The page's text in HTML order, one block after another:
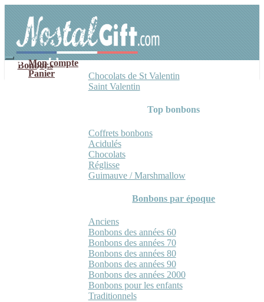
navigation
contenu
Mon compte
Panier
Bonbons
Chocolats de St Valentin
Saint Valentin
Top bonbons
Coffrets bonbons
Acidulés
Chocolats
Réglisse
Guimauve / Marshmallow
Bonbons par époque
Anciens
Bonbons des années 60
Bonbons des années 70
Bonbons des années 80
Bonbons des années 90
Bonbons des années 2000
Bonbons pour les enfants
Traditionnels